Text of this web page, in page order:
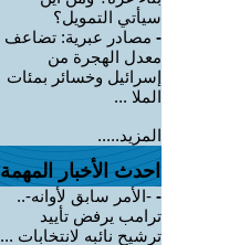
سيأتي التمويل؟
- مصادر عبرية: تضاعف
معدل الهجرة من
إسرائيل وخسائر بمئات
الملا ...
المزيد.....
احدث الأخبار المهمة
- -الأمر سابق لأوانه-..
ترامب يرفض تأييد
ترشيح نائبه لانتخابات ...